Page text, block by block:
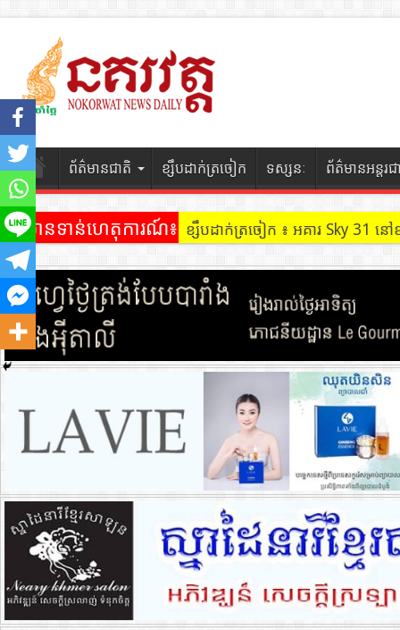
ព័ត៌មានជាតិ ខ្សឹបដាក់ត្រចៀក ទស្សនៈ ព័ត៌មានអន្តរជ
ព័ត៌មានទាន់ហេតុការណ៍៖ ខ្សឹបដាក់ត្រចៀក ៖ អគារ Sky 31